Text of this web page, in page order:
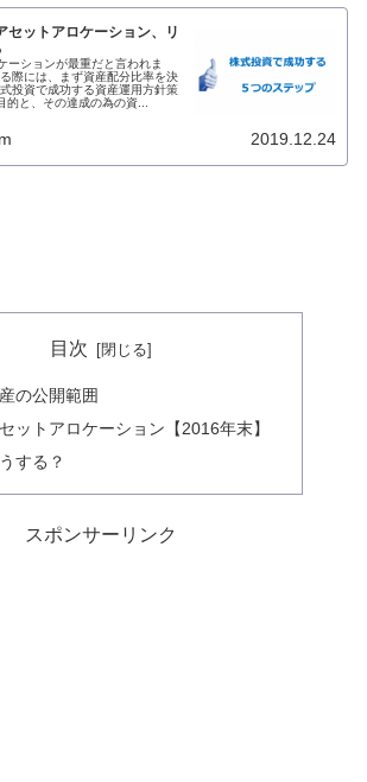
セットアロケーション、リ
ーションが最重だと言われま
際には、まず資産配分比率を決
投資で成功する資産運用方針策
と、その達成の為の資...
2019.12.24
目次
の公開範囲
ットアロケーション【2016年末】
する？
スポンサーリンク